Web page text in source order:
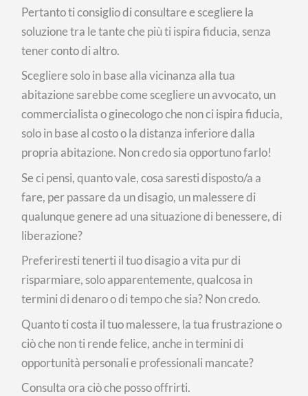
Pertanto ti consiglio di consultare e scegliere la
soluzione tra le tante che più ti ispira fiducia, senza
tener conto di altro.
Scegliere solo in base alla vicinanza alla tua
abitazione sarebbe come scegliere un avvocato, un
commercialista o ginecologo che non ci ispira fiducia,
solo in base al costo o la distanza inferiore dalla
propria abitazione. Non credo sia opportuno farlo!
Se ci pensi, quanto vale, cosa saresti disposto/a a
fare, per passare da un disagio, un malessere di
qualunque genere ad una situazione di benessere, di
liberazione?
Preferiresti tenerti il tuo disagio a vita pur di
risparmiare, solo apparentemente, qualcosa in
termini di denaro o di tempo che sia? Non credo.
Quanto ti costa il tuo malessere, la tua frustrazione o
ciò che non ti rende felice, anche in termini di
opportunità personali e professionali mancate?
Consulta ora ciò che posso offrirti.